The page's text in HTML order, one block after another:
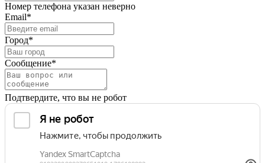
Номер телефона указан неверно
Email*
Город*
Сообщение*
Подтвердите, что вы не робот